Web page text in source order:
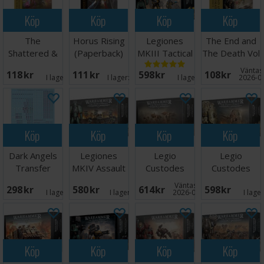
Köp
The
Shattered &
(Paperback)
118 SEK I lager:
Köp
Horus Rising
(Paperback)
111 SEK I lager: 20+
Köp
Legiones
MKIII Tactical
Squad
598 SEK I lager:
Köp
The End and
The Death Vol
2 (Paperback)
108 SEK 2026-
Köp
Dark Angels
Transfer
298 SEK I lager: 4
Köp
Legiones
MKIV Assault
580 SEK I lager: 16
Köp
Legio
Custodes
Venatari
Sodality
614 SEK Väntas in:
2026-08-21
Köp
Legio
Custodes
Dreadnought
598 SEK I
Köp Köp Köp Köp